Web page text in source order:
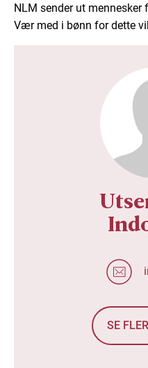
NLM sender ut
Vær med i bønn for dette
SE